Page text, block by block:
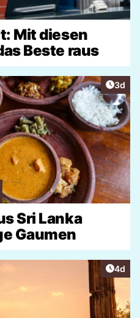
Mit diesen
Beste raus
3d
Sri Lanka
Gaumen
4d